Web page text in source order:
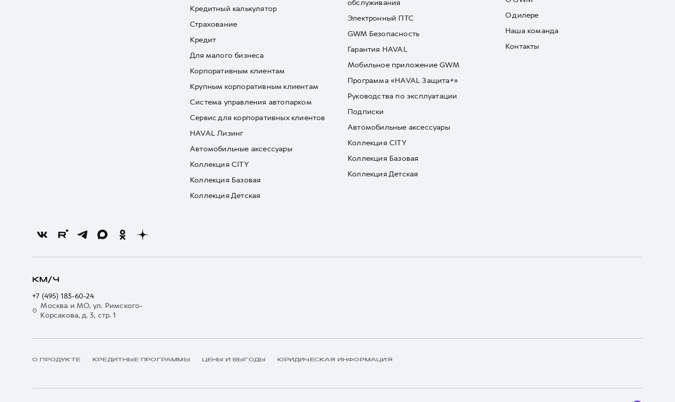
Кредитный калькулятор
Страхование
Кредит
Для малого бизнеса
Корпоративным клиентам
Крупным корпоративным клиентам
Система управления автопарком
Сервис для корпоративных клиентов
HAVAL Лизинг
Автомобильные аксессуары
Коллекция CITY
Коллекция Базовая
Коллекция Детская
обслуживания
Электронный ПТС
GWM Безопасность
Гарантия HAVAL
Мобильное приложение GWM
Программа «HAVAL Защита+»
Руководства по эксплуатации
Подписки
Автомобильные аксессуары
Коллекция CITY
Коллекция Базовая
Коллекция Детская
О дилере
Наша команда
Контакты
КМ/Ч
+7 (495) 183-60-24
Москва и МО, ул. Римского-
Корсакова, д. 3, стр. 1
О ПРОДУКТЕ КРЕДИТНЫЕ ПРОГРАММЫ ЦЕНЫ И ВЫГОДЫ ЮРИДИЧЕСКАЯ ИНФОРМАЦИЯ